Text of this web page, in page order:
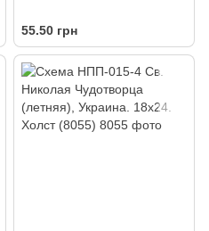
55.50 грн